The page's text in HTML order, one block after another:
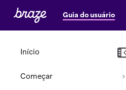
Guia do usuário
Início
Começar